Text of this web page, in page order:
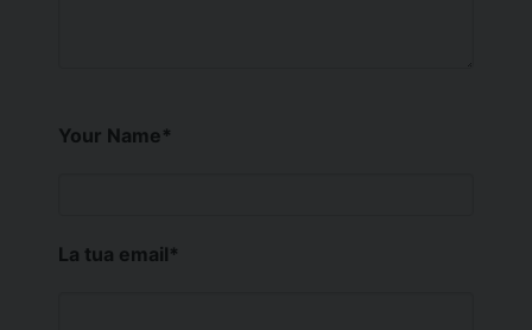
Your Name*
La tua email*